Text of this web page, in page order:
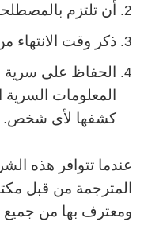
أن تلتزم
ذكر وقت الانتهاء
الحفاظ على سرية
المعلومات
كشفها لأى شخص.
عندما تتوافر هذه
المترجمة من قبل
ومعترف بها من جميع